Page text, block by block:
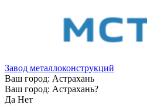
Завод металлоконструкций
Ваш город: Астрахань
Ваш город: Астрахань?
Да Нет